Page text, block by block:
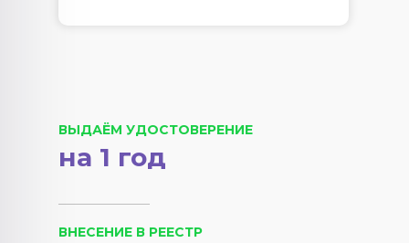
ВЫДАЁМ УДОСТОВЕРЕНИЕ
на 1 год
ВНЕСЕНИЕ В РЕЕСТР